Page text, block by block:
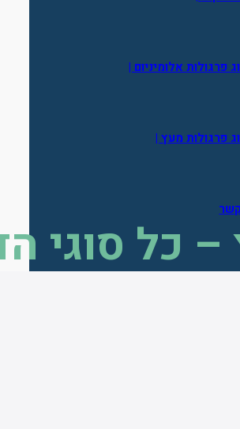
פרגולות אלומיניום |
פרגולות מעץ |
– כל סוגי